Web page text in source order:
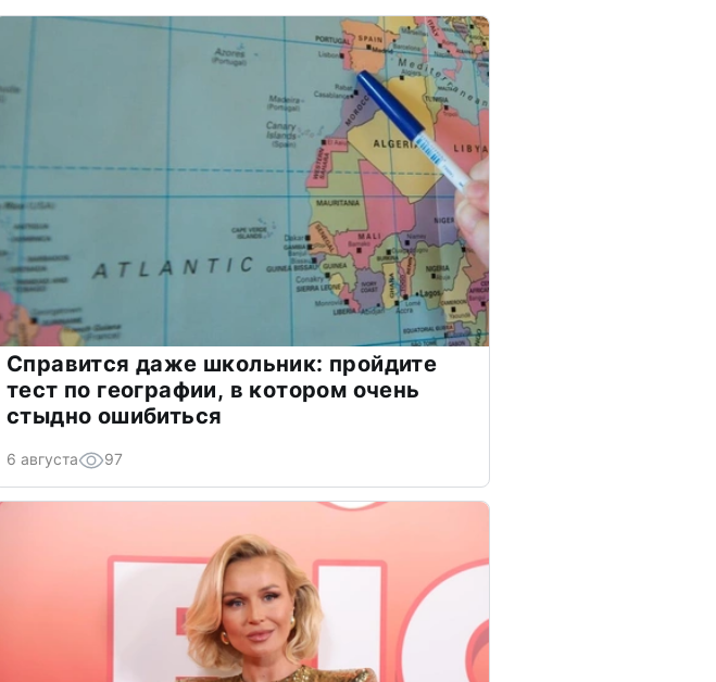
Справится даже школьник: пройдите
тест по географии, в котором очень
стыдно ошибиться
6 августа 97